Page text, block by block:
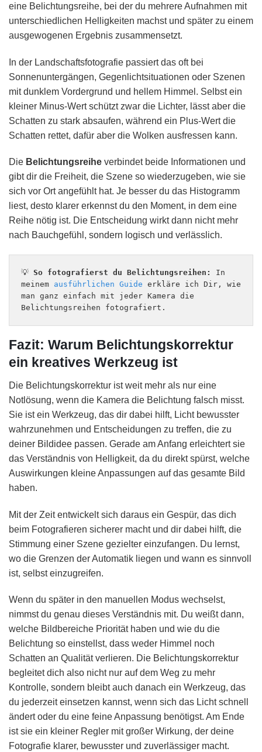
eine Belichtungsreihe, bei der du mehrere Aufnahmen mit
unterschiedlichen Helligkeiten machst und später zu einem
ausgewogenen Ergebnis zusammensetzt.
In der Landschaftsfotografie passiert das oft bei
Sonnenuntergängen, Gegenlichtsituationen oder Szenen
mit dunklem Vordergrund und hellem Himmel. Selbst ein
kleiner Minus-Wert schützt zwar die Lichter, lässt aber die
Schatten zu stark absaufen, während ein Plus-Wert die
Schatten rettet, dafür aber die Wolken ausfressen kann.
Die Belichtungsreihe verbindet beide Informationen und
gibt dir die Freiheit, die Szene so wiederzugeben, wie sie
sich vor Ort angefühlt hat. Je besser du das Histogramm
liest, desto klarer erkennst du den Moment, in dem eine
Reihe nötig ist. Die Entscheidung wirkt dann nicht mehr
nach Bauchgefühl, sondern logisch und verlässlich.
💡 So fotografierst du Belichtungsreihen: In
meinem ausführlichen Guide erkläre ich Dir, wie
man ganz einfach mit jeder Kamera die
Belichtungsreihen fotografiert.
Fazit: Warum Belichtungskorrektur
ein kreatives Werkzeug ist
Die Belichtungskorrektur ist weit mehr als nur eine
Notlösung, wenn die Kamera die Belichtung falsch misst.
Sie ist ein Werkzeug, das dir dabei hilft, Licht bewusster
wahrzunehmen und Entscheidungen zu treffen, die zu
deiner Bildidee passen. Gerade am Anfang erleichtert sie
das Verständnis von Helligkeit, da du direkt spürst, welche
Auswirkungen kleine Anpassungen auf das gesamte Bild
haben.
Mit der Zeit entwickelt sich daraus ein Gespür, das dich
beim Fotografieren sicherer macht und dir dabei hilft, die
Stimmung einer Szene gezielter einzufangen. Du lernst,
wo die Grenzen der Automatik liegen und wann es sinnvoll
ist, selbst einzugreifen.
Wenn du später in den manuellen Modus wechselst,
nimmst du genau dieses Verständnis mit. Du weißt dann,
welche Bildbereiche Priorität haben und wie du die
Belichtung so einstellst, dass weder Himmel noch
Schatten an Qualität verlieren. Die Belichtungskorrektur
begleitet dich also nicht nur auf dem Weg zu mehr
Kontrolle, sondern bleibt auch danach ein Werkzeug, das
du jederzeit einsetzen kannst, wenn sich das Licht schnell
ändert oder du eine feine Anpassung benötigst. Am Ende
ist sie ein kleiner Regler mit großer Wirkung, der deine
Fotografie klarer, bewusster und zuverlässiger macht.